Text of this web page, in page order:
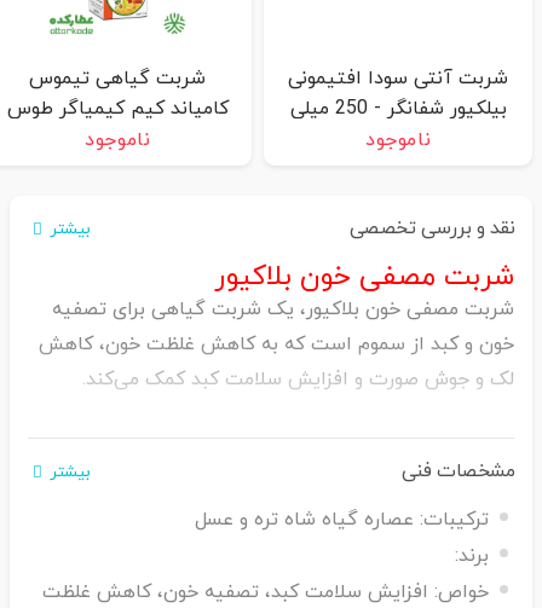
شربت آنتی سودا افتیمونی
بیلکیور شفانگر - 250 میلی
لیتر
ناموجود
شربت گیاهی تیموس
کامپاند کیم کیمیاگر طوس
ناموجود
نقد و بررسی تخصصی بیشتر
شربت مصفی خون بلاکیور
شربت مصفی خون بلاکیور، یک شربت گیاهی برای تصفیه
خون و کبد از سموم است که به کاهش غلظت خون، کاهش
لک و جوش صورت و افزایش سلامت کبد کمک می‌کند.
مشخصات فنی بیشتر
ترکیبات: عصاره گیاه شاه تره و عسل
برند:
خواص: افزایش سلامت کبد، تصفیه خون، کاهش غلظت